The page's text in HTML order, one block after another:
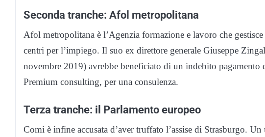
Seconda tranche: Afol metropolitana
Afol metropolitana è l’Agenzia formazione e lavoro che
centri per l’impiego. Il suo ex direttore generale Giuseppe
novembre 2019) avrebbe beneficiato di un indebito pagamento
Premium consulting, per una consulenza.
Terza tranche: il Parlamento europeo
Comi è infine accusata d’aver truffato l’assise di Strasburgo.